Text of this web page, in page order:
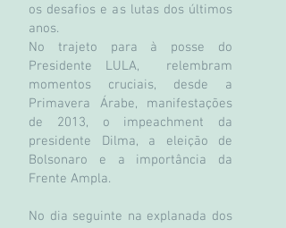
os desafios e as lutas dos últimos
anos.
No trajeto para à posse do
Presidente LULA, relembram
momentos cruciais, desde a
Primavera Árabe, manifestações
de 2013, o impeachment da
presidente Dilma, a eleição de
Bolsonaro e a importância da
Frente Ampla.
No dia seguinte na explanada dos